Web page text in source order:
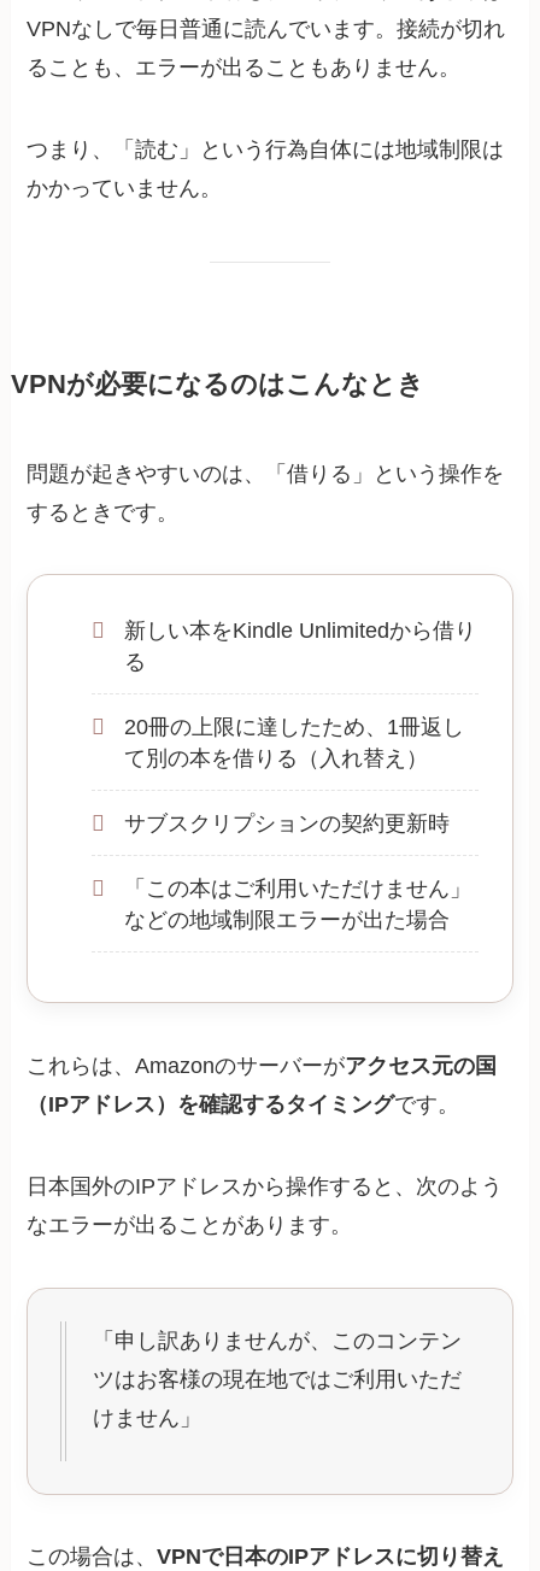
VPNなしで毎日普通に読んでいます。接続が切れ
ることも、エラーが出ることもありません。
つまり、「読む」という行為自体には地域制限は
かかっていません。
VPNが必要になるのはこんなとき
問題が起きやすいのは、「借りる」という操作を
するときです。
新しい本をKindle Unlimitedから借り
る
20冊の上限に達したため、1冊返し
て別の本を借りる（入れ替え）
サブスクリプションの契約更新時
「この本はご利用いただけません」
などの地域制限エラーが出た場合
これらは、Amazonのサーバーがアクセス元の国
（IPアドレス）を確認するタイミングです。
日本国外のIPアドレスから操作すると、次のよう
なエラーが出ることがあります。
「申し訳ありませんが、このコンテン
ツはお客様の現在地ではご利用いただ
けません」
この場合は、VPNで日本のIPアドレスに切り替え